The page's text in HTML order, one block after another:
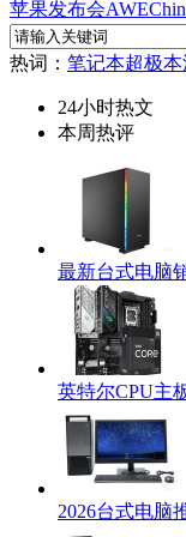
苹果发布会AWE
热词： 笔记本超极本
24小时热文
本周热评
最新台式电脑
英特尔CPU主
2026台式电脑